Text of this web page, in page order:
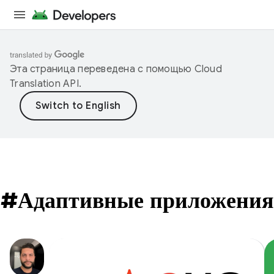
Эта страница переведена с помощью Cloud
Translation API.
#Адаптивные приложения